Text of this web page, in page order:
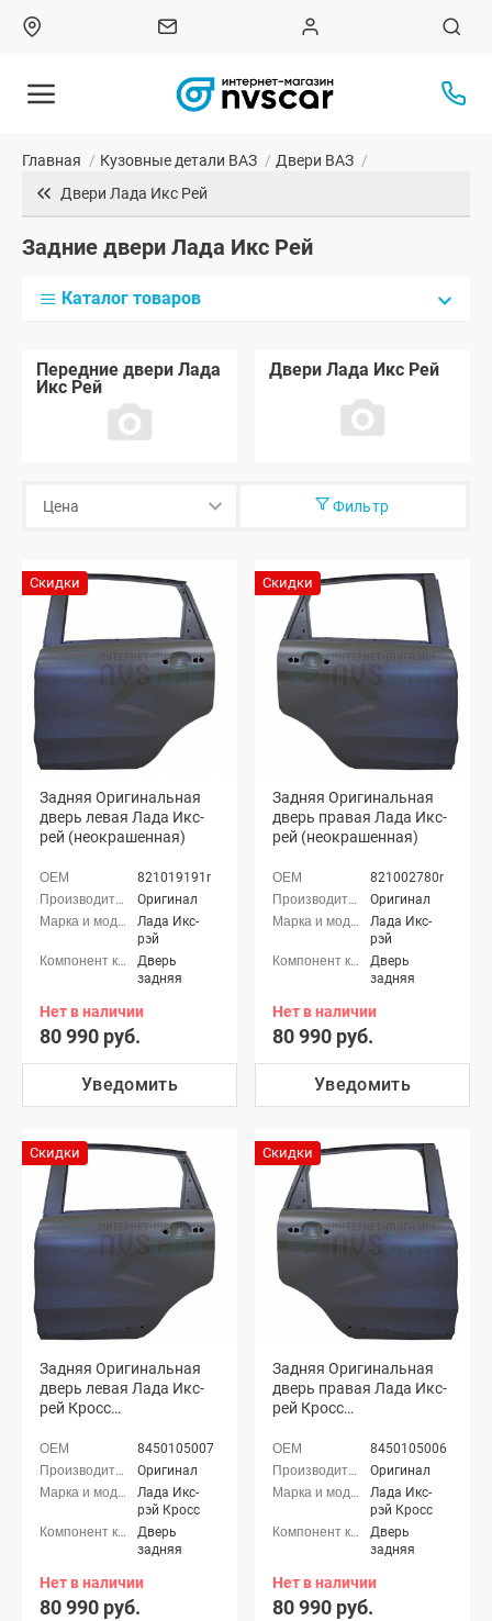
Главная / Кузовные детали ВАЗ / Двери ВАЗ /
Двери Лада Икс Рей
Задние двери Лада Икс Рей
Каталог товаров
Передние двери Лада
Икс Рей
Двери Лада Икс Рей
Фильтр
Скидки
Задняя Оригинальная
дверь левая Лада Икс-
рей (неокрашенная)
821019191r
Оригинал
Лада Икс-
рэй
Дверь
задняя
Нет в наличии
80 990 руб.
Уведомить
Скидки
Задняя Оригинальная
дверь правая Лада Икс-
рей (неокрашенная)
821002780r
Оригинал
Лада Икс-
рэй
Дверь
задняя
Нет в наличии
80 990 руб.
Уведомить
Скидки
Задняя Оригинальная
дверь левая Лада Икс-
рей Кросс
8450105007
Оригинал
Лада Икс-
рэй Кросс
Дверь
задняя
Нет в наличии
80 990 руб.
Скидки
Задняя Оригинальная
дверь правая Лада Икс-
рей Кросс
8450105006
Оригинал
Лада Икс-
рэй Кросс
Дверь
задняя
Нет в наличии
80 990 руб.